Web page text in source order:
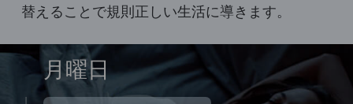
月曜日
替えることで規則正しい生活に導きます。